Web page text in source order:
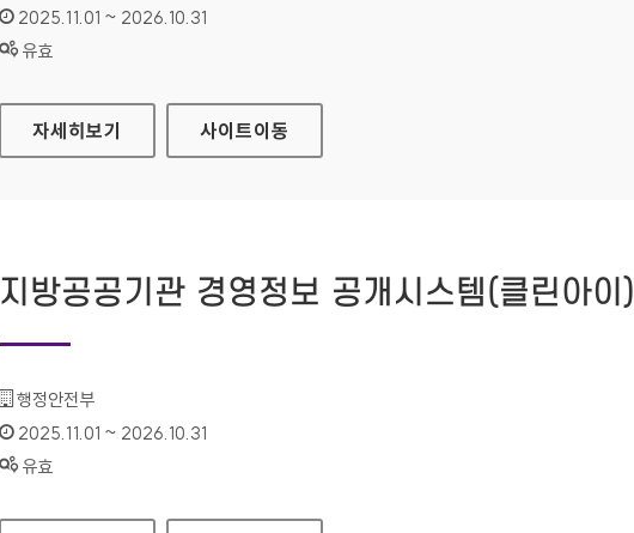
인증기간 :
2025.11.01 ~ 2026.10.31
상태 :
유효
이노비즈넷
자세히보기 사이트이동
지방공공기관 경영정보 공개시스템(클린아이)
기관명 :
행정안전부
인증기간 :
2025.11.01 ~ 2026.10.31
상태 :
유효